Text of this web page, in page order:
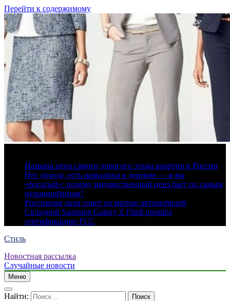
Перейти к содержимому
Названа цена самого дорогого этажа квартир в России
Нет дохода, есть развалюха в деревне — и вы
«богатый»: почему имущественный ценз бьёт по самым
незащищённым?
Россиянам дали совет по мытью автомобилей
Складной Samsung Galaxy Z Flip8 прошёл
сертификацию FCC
Стиль
Новостная рассылка
Случайные новости
Меню
Найти: